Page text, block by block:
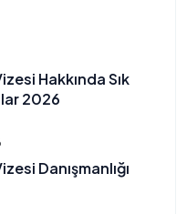
Hakkında Sık
2026
Danışmanlığı